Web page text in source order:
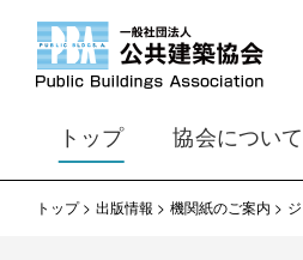
トップ 協会について
トップ 出版情報 機関紙のご案内